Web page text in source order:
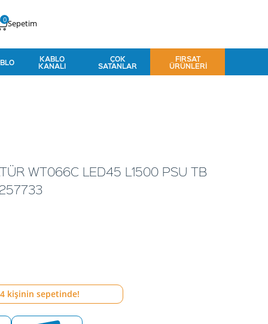
Sepetim
0
KABLO
KANALI
ÇOK
SATANLAR
FIRSAT
ÜRÜNLERI
WT066C LED45 L1500 PSU TB
4kişinin sepetinde!